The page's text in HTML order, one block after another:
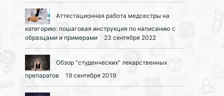
Аттестационная работа медсестры на
категорию: пошаговая инструкция по написанию с
образцами и примерами
23 сентября 2022
Обзор “студенческих” лекарственных
препаратов
19 сентября 2019